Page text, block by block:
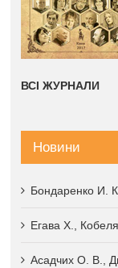
ВСІ ЖУРНАЛИ
Новини
Бондаренко И.
Егава Х.,
Асадчих О. В.,